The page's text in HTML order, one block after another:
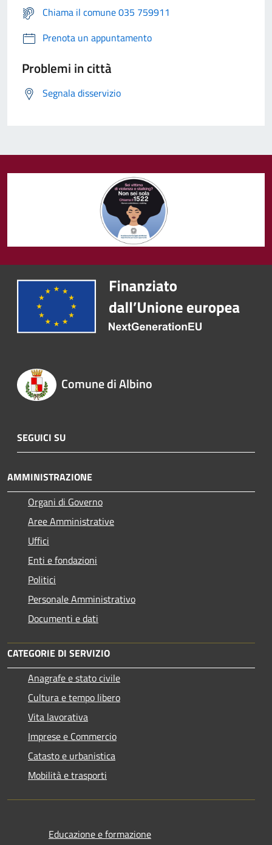
Chiama il comune 035 759911
Prenota un appuntamento
Problemi in città
Segnala disservizio
Comune di Albino
SEGUICI SU
AMMINISTRAZIONE
Organi di Governo
Aree Amministrative
Uffici
Enti e fondazioni
Politici
Personale Amministrativo
Documenti e dati
CATEGORIE DI SERVIZIO
Anagrafe e stato civile
Cultura e tempo libero
Vita lavorativa
Imprese e Commercio
Catasto e urbanistica
Mobilità e trasporti
Educazione e formazione